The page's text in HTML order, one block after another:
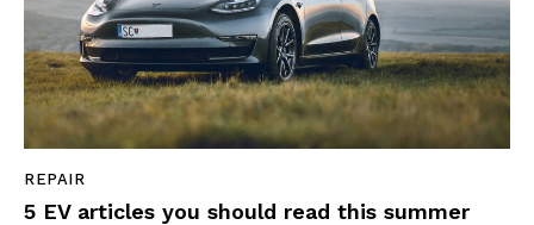
REPAIR
5 EV articles you should read this summer